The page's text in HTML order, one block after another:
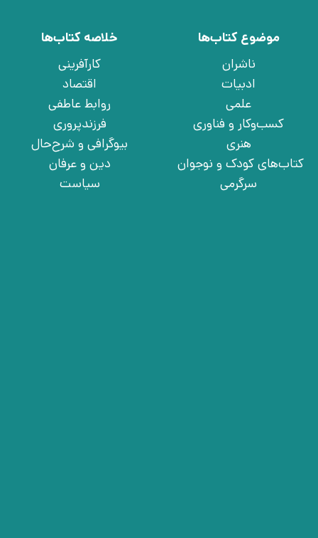
موضوع کتاب‌ها
ناشران
ادبیات
علمی
کسب‌وکار و فناوری
هنری
کتاب‌های کودک و نوجوان
سرگرمی
خلاصه کتاب‌ها
کارآفرینی
اقتصاد
روابط عاطفی
فرزندپروری
بیوگرافی و شرح‌حال
دین و عرفان
سیاست